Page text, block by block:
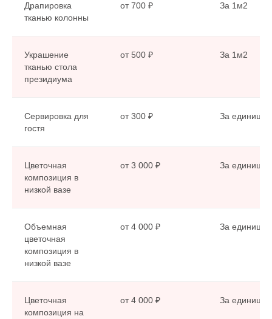
Драпировка
тканью колонны
от 700 ₽ За 1м2
Украшение
тканью стола
президиума
от 500 ₽ За 1м2
Сервировка для
гостя
от 300 ₽ За единицу
Цветочная
композиция в
низкой вазе
от 3 000 ₽ За единицу
Объемная
цветочная
композиция в
низкой вазе
от 4 000 ₽ За единицу
Цветочная
композиция на
от 4 000 ₽ За единицу
АЛЬТЕРНАТИВНЫЙ ДЕКОР
(ветки свечи сухоцветы мох
зелень)
ФЛОРИСТИЧЕСКИЕ
Основные элементы декорирования свадеб в
2025 году это: